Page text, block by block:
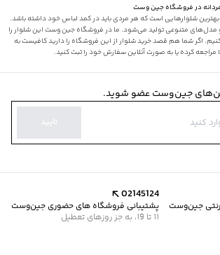
در فروشگاه جین وست
بهترین شلوارهایی است که هر مردی باید در کمد لباس خود داشته باشد.
مدل‌های متنوعی تولید می‌شود. ما در فروشگاه جین وست این شلوار را
اگر شما هم قصد خرید شلوار از این فروشگاه را دارید کافیست به
کرده یا به صورت آنلاین سفارش خود را ثبت کنید.
جین‌وست عضو شوید.
تایید
جین‌وست
02145124
پشتیبانی فروشگاه های حضوری جین‌وست
11 تا 19، به جز روزهای تعطیل